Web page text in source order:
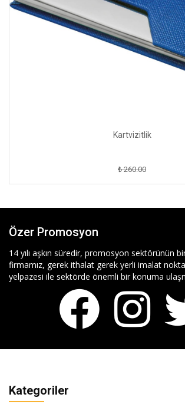
Kartvizitlik
₺ 260.00
Özer Promosyon
14 yılı aşkın süredir, promosyon sektörünün
firmamız, gerek ithalat gerek yerli imalat
yelpazesi ile sektörde önemli bir konuma
Kategoriler